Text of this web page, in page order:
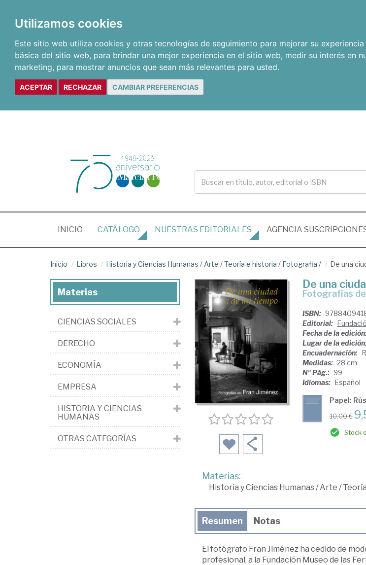
Utilizamos cookies
Este sitio web utiliza cookies y otras tecnologías de seguimiento para mejorar su
básica del sitio web, para brindar una mejor experiencia en el sitio web, medir su interés en
marketing, para mostrar anuncios que sean más relevantes para usted.
ACEPTAR RECHAZAR CAMBIAR PREFERENCIAS
INICIO (CURRENT)
CATÁLOGO NUESTRAS EDITORIALES AGENCIA
Inicio Libros Historia y Ciencias Humanas / Arte /Teoría e historia / Fotografia / De una
De una
fotografías
ISBN:
Editorial:
Fecha de la
Lugar de la
Encuadernación:
Medidas: 28 cm
Nº Pág.: 99
Idiomas: Español
Papel:
10,00 €
Stock
Materias:
Historia y Ciencias Humanas/Arte /
Resumen Notas
El fotógrafo Fran Jiménez ha cedido de
profesional, a la Fundación Museo de las
Materias
CIENCIAS SOCIALES
DERECHO
ECONOMÍA
EMPRESA
HISTORIA Y CIENCIAS
HUMANAS
OTRAS CATEGORÍAS